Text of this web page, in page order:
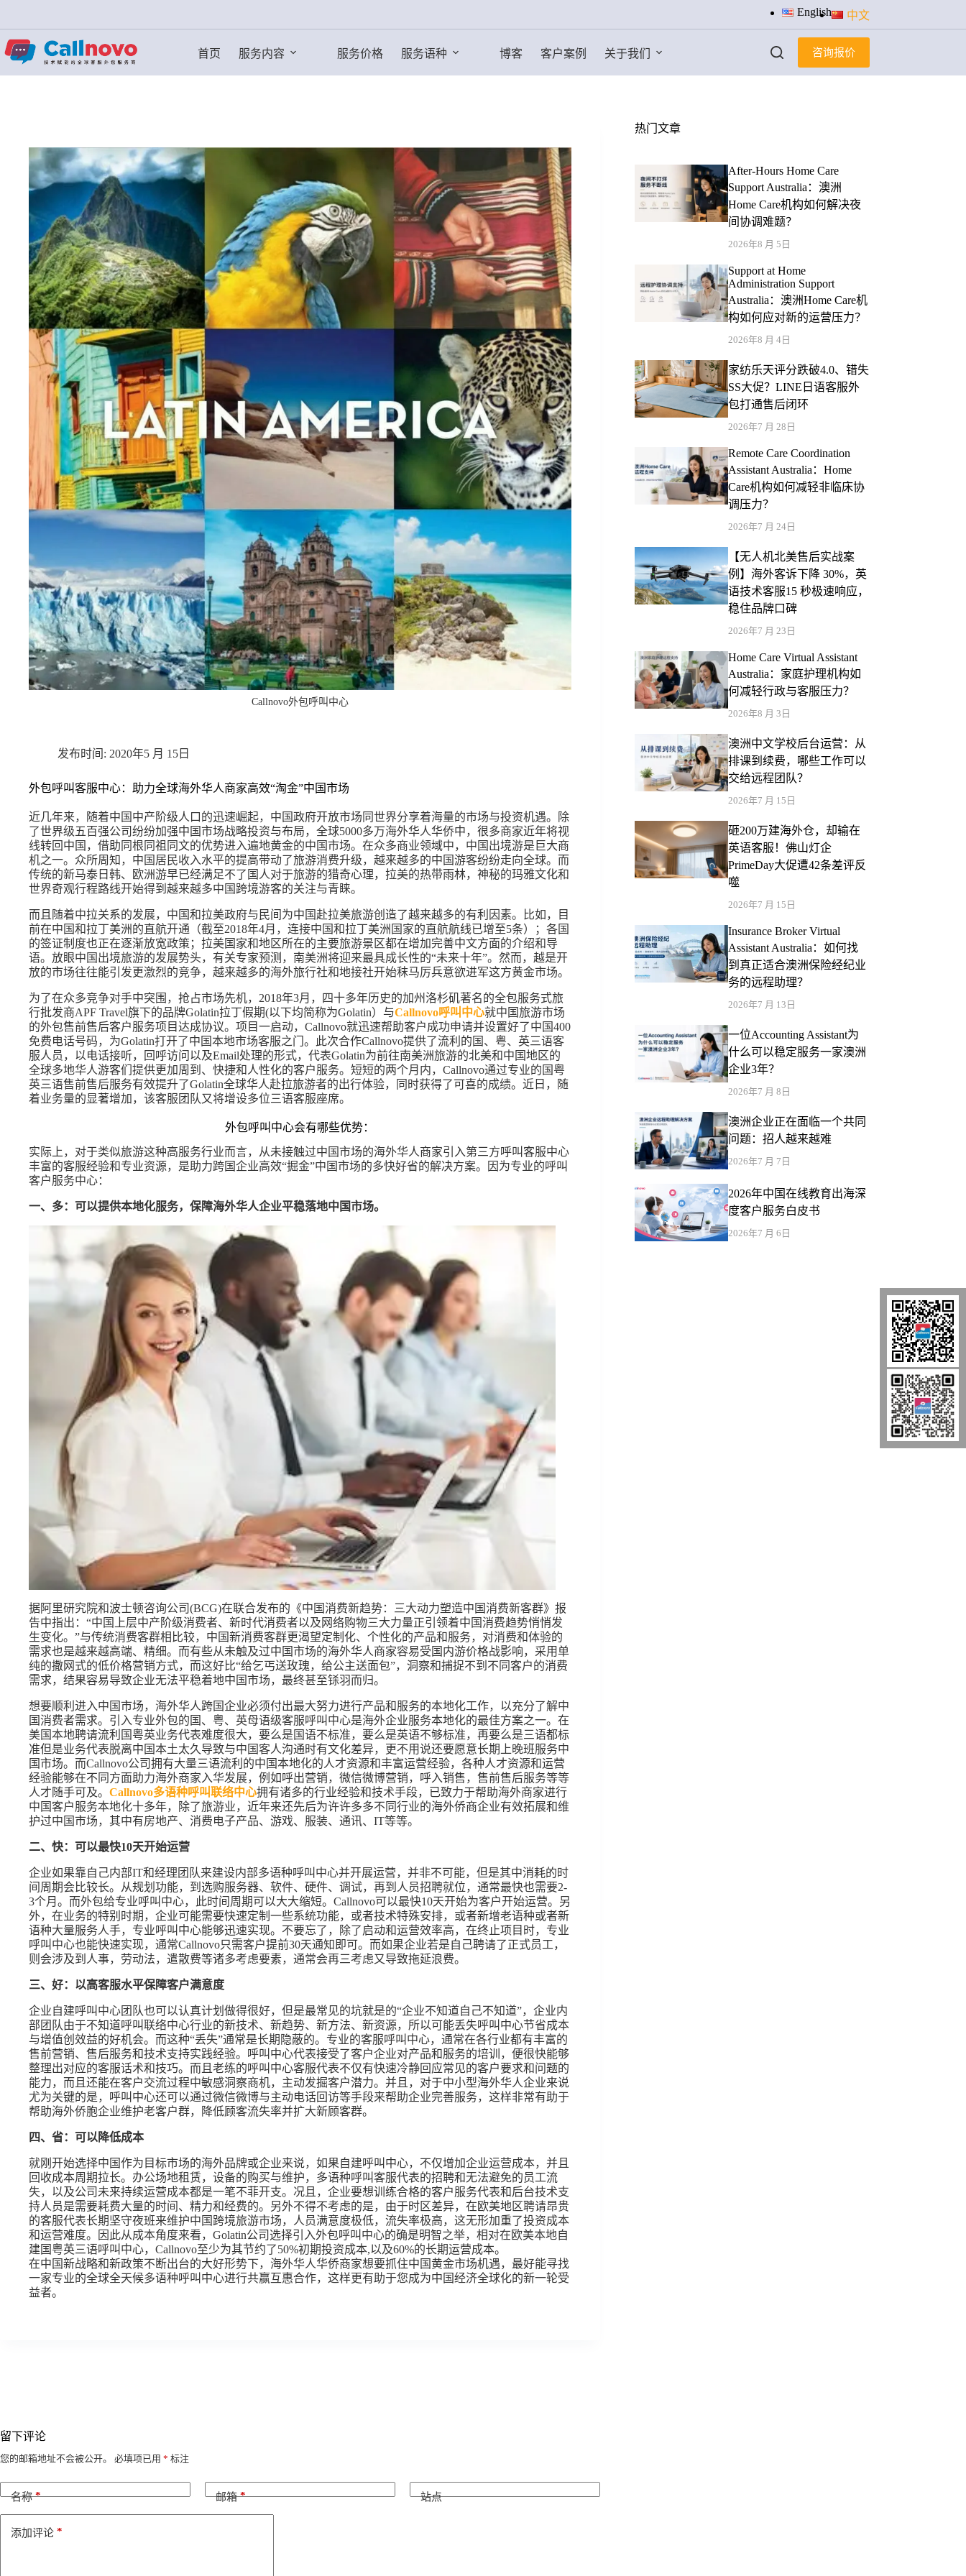
过
内
容
English 中文
首页 服务内容 服务价格 服务语种 博客 客户案例 关于我们 咨询报价
Callnovo外包呼叫中心
2020年5 月 15日
外包呼叫客服中心：助力全球海外华人商家高效“淘金”中国市场
近几年来，随着中国中产阶级人口的迅速崛起，中国政府开放市场同世界分享着海量的市场与投资机遇。除
了世界级五百强公司纷纷加强中国市场战略投资与布局，全球5000多万海外华人华侨中，很多商家近年将视
线转回中国，借助同根同祖同文的优势进入遍地黄金的中国市场。在众多商业领域中，中国出境游是巨大商
机之一。众所周知，中国居民收入水平的提高带动了旅游消费升级，越来越多的中国游客纷纷走向全球。而
传统的新马泰日韩、欧洲游早已经满足不了国人对于旅游的猎奇心理，拉美的热带雨林，神秘的玛雅文化和
世界奇观行程路线开始得到越来越多中国跨境游客的关注与青睐。
而且随着中拉关系的发展，中国和拉美政府与民间为中国赴拉美旅游创造了越来越多的有利因素。比如，目
前在中国和拉丁美洲的直航开通（截至2018年4月，连接中国和拉丁美洲国家的直航航线已增至5条）；各国
的签证制度也正在逐渐放宽政策；拉美国家和地区所在的主要旅游景区都在增加完善中文方面的介绍和导
语。放眼中国出境旅游的发展势头，有关专家预测，南美洲将迎来最具成长性的“未来十年”。然而，越是开
放的市场往往能引发更激烈的竞争，越来越多的海外旅行社和地接社开始秣马厉兵意欲进军这方黄金市场。
为了在众多竞争对手中突围，抢占市场先机，2018年3月，四十多年历史的加州洛杉矶著名的全包服务式旅
行批发商APF Travel旗下的品牌Golatin拉丁假期(以下均简称为Golatin）与Callnovo呼叫中心就中国旅游市场
的外包售前售后客户服务项目达成协议。项目一启动，Callnovo就迅速帮助客户成功申请并设置好了中国400
免费电话号码，为Golatin打开了中国本地市场客服之门。此次合作Callnovo提供了流利的国、粤、英三语客
服人员，以电话接听，回呼访问以及Email处理的形式，代表Golatin为前往南美洲旅游的北美和中国地区的
全球多地华人游客们提供更加周到、快捷和人性化的客户服务。短短的两个月内，Callnovo通过专业的国粤
英三语售前售后服务有效提升了Golatin全球华人赴拉旅游者的出行体验，同时获得了可喜的成绩。近日，随
着业务量的显著增加，该客服团队又将增设多位三语客服座席。
外包呼叫中心会有哪些优势：
实际上，对于类似旅游这种高服务行业而言，从未接触过中国市场的海外华人商家引入第三方呼叫客服中心
丰富的客服经验和专业资源，是助力跨国企业高效“掘金”中国市场的多快好省的解决方案。因为专业的呼叫
客户服务中心：
一、多：可以提供本地化服务，保障海外华人企业平稳落地中国市场。
据阿里研究院和波士顿咨询公司(BCG)在联合发布的《中国消费新趋势：三大动力塑造中国消费新客群》报
告中指出：“中国上层中产阶级消费者、新时代消费者以及网络购物三大力量正引领着中国消费趋势悄悄发
生变化。”与传统消费客群相比较，中国新消费客群更渴望定制化、个性化的产品和服务，对消费和体验的
需求也是越来越高端、精细。而有些从未触及过中国市场的海外华人商家容易受国内游价格战影响，采用单
纯的撒网式的低价格营销方式，而这好比“给乞丐送玫瑰，给公主送面包”，洞察和捕捉不到不同客户的消费
需求，结果容易导致企业无法平稳着地中国市场，最终甚至铩羽而归。
想要顺利进入中国市场，海外华人跨国企业必须付出最大努力进行产品和服务的本地化工作，以充分了解中
国消费者需求。引入专业外包的国、粤、英母语级客服呼叫中心是海外企业服务本地化的最佳方案之一。在
美国本地聘请流利国粤英业务代表难度很大，要么是国语不标准，要么是英语不够标准，再要么是三语都标
准但是业务代表脱离中国本土太久导致与中国客人沟通时有文化差异，更不用说还要愿意长期上晚班服务中
国市场。而Callnovo公司拥有大量三语流利的中国本地化的人才资源和丰富运营经验，各种人才资源和运营
经验能够在不同方面助力海外商家入华发展，例如呼出营销，微信微博营销，呼入销售，售前售后服务等等
人才随手可及。 Callnovo多语种呼叫联络中心拥有诸多的行业经验和技术手段，已致力于帮助海外商家进行
中国客户服务本地化十多年，除了旅游业，近年来还先后为许许多多不同行业的海外侨商企业有效拓展和维
护过中国市场，其中有房地产、消费电子产品、游戏、服装、通讯、IT等等。
二、快：可以最快10天开始运营
企业如果靠自己内部IT和经理团队来建设内部多语种呼叫中心并开展运营，并非不可能，但是其中消耗的时
间周期会比较长。从规划功能，到选购服务器、软件、硬件、调试，再到人员招聘就位，通常最快也需要2-
3个月。而外包给专业呼叫中心，此时间周期可以大大缩短。Callnovo可以最快10天开始为客户开始运营。另
外，在业务的特别时期，企业可能需要快速定制一些系统功能，或者技术特殊安排，或者新增老语种或者新
语种大量服务人手，专业呼叫中心能够迅速实现。不要忘了，除了启动和运营效率高，在终止项目时，专业
呼叫中心也能快速实现，通常Callnovo只需客户提前30天通知即可。而如果企业若是自己聘请了正式员工，
则会涉及到人事，劳动法，遣散费等诸多考虑要素，通常会再三考虑又导致拖延浪费。
三、好：以高客服水平保障客户满意度
企业自建呼叫中心团队也可以认真计划做得很好，但是最常见的坑就是的“企业不知道自己不知道”，企业内
部团队由于不知道呼叫联络中心行业的新技术、新趋势、新方法、新资源，所以可能丢失呼叫中心节省成本
与增值创效益的好机会。而这种“丢失”通常是长期隐蔽的。专业的客服呼叫中心，通常在各行业都有丰富的
售前营销、售后服务和技术支持实践经验。呼叫中心代表接受了客户企业对产品和服务的培训，便很快能够
整理出对应的客服话术和技巧。而且老练的呼叫中心客服代表不仅有快速冷静回应常见的客户要求和问题的
能力，而且还能在客户交流过程中敏感洞察商机，主动发掘客户潜力。并且，对于中小型海外华人企业来说
尤为关键的是，呼叫中心还可以通过微信微博与主动电话回访等手段来帮助企业完善服务，这样非常有助于
帮助海外侨胞企业维护老客户群，降低顾客流失率并扩大新顾客群。
四、省：可以降低成本
就刚开始选择中国作为目标市场的海外品牌或企业来说，如果自建呼叫中心，不仅增加企业运营成本，并且
回收成本周期拉长。办公场地租赁，设备的购买与维护，多语种呼叫客服代表的招聘和无法避免的员工流
失，以及公司未来持续运营成本都是一笔不菲开支。况且，企业要想训练合格的客户服务代表和后台技术支
持人员是需要耗费大量的时间、精力和经费的。另外不得不考虑的是，由于时区差异，在欧美地区聘请昂贵
的客服代表长期坚守夜班来维护中国跨境旅游市场，人员满意度极低，流失率极高，这无形加重了投资成本
和运营难度。因此从成本角度来看，Golatin公司选择引入外包呼叫中心的确是明智之举，相对在欧美本地自
建国粤英三语呼叫中心，Callnovo至少为其节约了50%初期投资成本,以及60%的长期运营成本。
在中国新战略和新政策不断出台的大好形势下，海外华人华侨商家想要抓住中国黄金市场机遇，最好能寻找
一家专业的全球全天候多语种呼叫中心进行共赢互惠合作，这样更有助于您成为中国经济全球化的新一轮受
益者。
热门文章
After-Hours Home Care
Support Australia：澳洲
Home Care机构如何解决夜
间协调难题？
2026年8 月 5日
Support at Home
Administration Support
Australia：澳洲Home Care机
构如何应对新的运营压力？
2026年8 月 4日
家纺乐天评分跌破4.0、错失
SS大促？LINE日语客服外
包打通售后闭环
2026年7 月 28日
Remote Care Coordination
Assistant Australia：Home
Care机构如何减轻非临床协
调压力？
2026年7 月 24日
【无人机北美售后实战案
例】海外客诉下降 30%，英
语技术客服15 秒极速响应，
稳住品牌口碑
2026年7 月 23日
Home Care Virtual Assistant
Australia：家庭护理机构如
何减轻行政与客服压力？
2026年8 月 3日
澳洲中文学校后台运营：从
排课到续费，哪些工作可以
交给远程团队？
2026年7 月 15日
砸200万建海外仓，却输在
英语客服！佛山灯企
PrimeDay大促遭42条差评反
噬
2026年7 月 15日
Insurance Broker Virtual
Assistant Australia：如何找
到真正适合澳洲保险经纪业
务的远程助理？
2026年7 月 13日
一位Accounting Assistant为
什么可以稳定服务一家澳洲
企业3年？
2026年7 月 8日
澳洲企业正在面临一个共同
问题：招人越来越难
2026年7 月 7日
2026年中国在线教育出海深
度客户服务白皮书
2026年7 月 6日
留下评论
您的邮箱地址不会被公开。 必填项已用 * 标注
名称* 邮箱* 站点
添加评论 *
A
t
e